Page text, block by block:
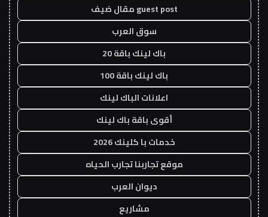
guest post مقال ضيف
سوق العرب
باك لينك باقة 20
باك لينك باقة 100
اعلانات الباك لينك
أقوى باقة باك لينك
خدمات با كلينك 2026
موقع تجاربنا تجارب الحياه
ديوان العرب
مشاريع